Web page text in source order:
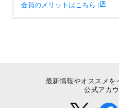
会員のメリットはこちら
最新情報やオススメを
公式アカ